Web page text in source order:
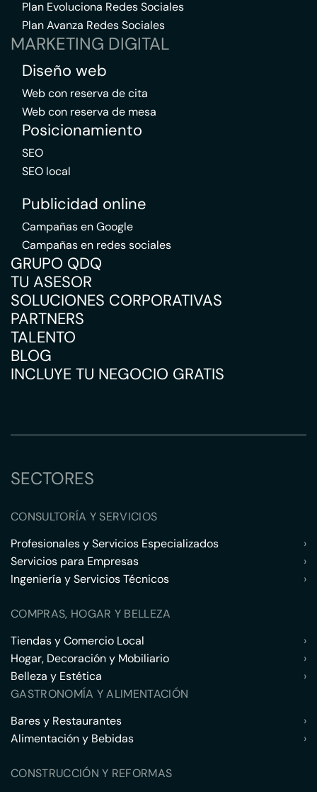
Plan Evoluciona Redes Sociales
Plan Avanza Redes Sociales
MARKETING DIGITAL
Diseño web
Web con reserva de cita
Web con reserva de mesa
Posicionamiento
SEO
SEO local
Publicidad online
Campañas en Google
Campañas en redes sociales
GRUPO QDQ
TU ASESOR
SOLUCIONES CORPORATIVAS
PARTNERS
TALENTO
BLOG
INCLUYE TU NEGOCIO GRATIS
SECTORES
CONSULTORÍA Y SERVICIOS
Profesionales y Servicios Especializados
›
Servicios para Empresas
›
Ingeniería y Servicios Técnicos
›
COMPRAS, HOGAR Y BELLEZA
Tiendas y Comercio Local
›
Hogar, Decoración y Mobiliario
›
Belleza y Estética
›
GASTRONOMÍA Y ALIMENTACIÓN
Bares y Restaurantes
›
Alimentación y Bebidas
›
CONSTRUCCIÓN Y REFORMAS